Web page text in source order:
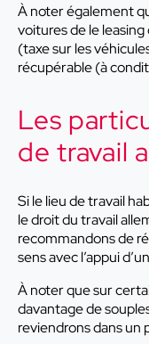
À noter également
voitures de le leasing
(taxe sur les
récupérable (à
Les
de travail
Si le lieu de travail
le droit du travail
recommandons de
sens avec l’appui
À noter que sur
davantage de
reviendrons dans un